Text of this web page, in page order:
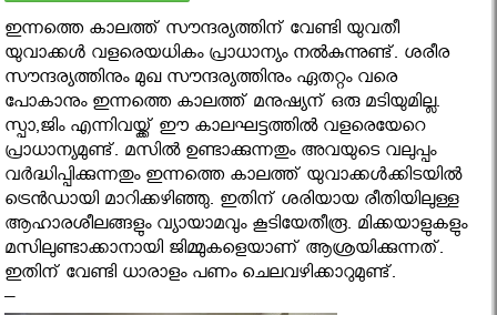
ഇന്നത്തെ കാലത്ത് സൗന്ദര്യത്തിന് വേണ്ടി യുവതീ
യുവാക്കൾ വളരെയധികം പ്രാധാന്യം നൽകുന്നുണ്ട്. ശരീര
സൗന്ദര്യത്തിനും മുഖ സൗന്ദര്യത്തിനും ഏതറ്റം വരെ
പോകാനും ഇന്നത്തെ കാലത്ത് മനുഷ്യന് ഒരു മടിയുമില്ല.
സ്പാ,ജിം എന്നിവയ്ക്ക് ഈ കാലഘട്ടത്തിൽ വളരെയേറെ
പ്രാധാന്യമുണ്ട്. മസില്‍ ഉണ്ടാക്കുന്നതും അവയുടെ വലുപ്പം
വര്‍ദ്ധിപ്പിക്കുന്നതും ഇന്നത്തെ കാലത്ത് യുവാക്കൾക്കിടയിൽ
ട്രെൻഡായി മാറിക്കഴിഞ്ഞു. ഇതിന്‌ ശരിയായ രീതിയിലുള്ള
ആഹാരശീലങ്ങളും വ്യായാമവും കൂടിയേതീരൂ. മിക്കയാളുകളും
മസിലുണ്ടാക്കാനായി ജിമ്മുകളെയാണ് ആശ്രയിക്കുന്നത്.
ഇതിന് വേണ്ടി ധാരാളം പണം ചെലവഴിക്കാറുമുണ്ട്.
–